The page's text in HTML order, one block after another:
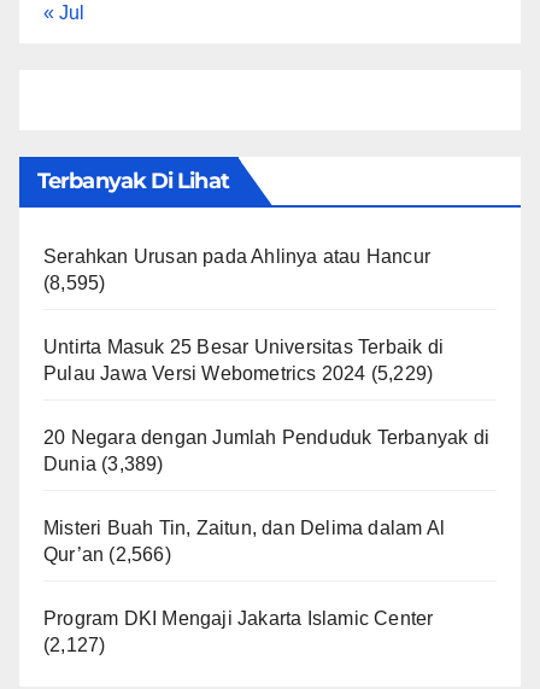
« Jul
Terbanyak Di Lihat
Serahkan Urusan pada Ahlinya atau Hancur
(8,595)
Untirta Masuk 25 Besar Universitas Terbaik di
Pulau Jawa Versi Webometrics 2024 (5,229)
20 Negara dengan Jumlah Penduduk Terbanyak di
Dunia (3,389)
Misteri Buah Tin, Zaitun, dan Delima dalam Al
Qur’an (2,566)
Program DKI Mengaji Jakarta Islamic Center
(2,127)